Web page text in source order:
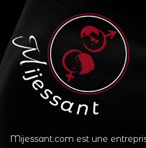
Mijessant.com est une